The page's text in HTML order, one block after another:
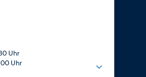
Uhr
Uhr
Uhr